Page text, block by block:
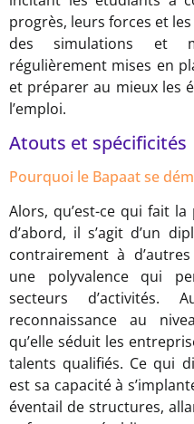
progrès, leurs forces et
des simulations et
régulièrement mises en
et préparer au mieux les
l’emploi.
Atouts et spécificités
Pourquoi le Bapaat se
Alors, qu’est-ce qui fait
d’abord, il s’agit d’un
contrairement à
une polyvalence qui
secteurs d’activités.
reconnaissance au
qu’elle séduit les
talents qualifiés. Ce qui
est sa capacité à
éventail de structures,